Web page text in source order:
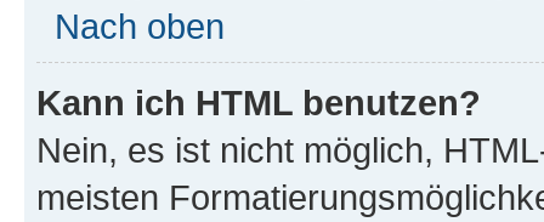
Nach oben
Kann ich HTML benutzen?
Nein, es ist nicht möglich,
meisten